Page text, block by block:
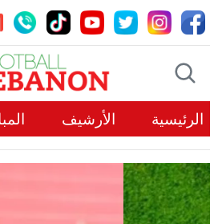
الرئيسية الأرشيف